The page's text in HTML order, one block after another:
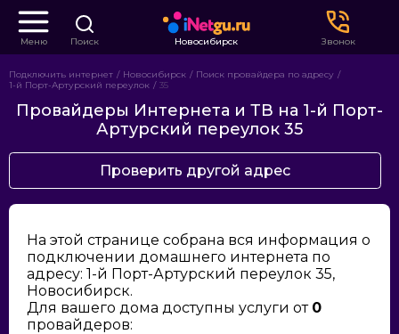
Меню Поиск Новосибирск Звонок
Подключить интернет Новосибирск
Поиск провайдера по адресу
1-й Порт-Артурский переулок
35
Провайдеры Интернета и ТВ на 1-й Порт-
Артурский переулок 35
Проверить другой адрес
На этой странице собрана вся информация о
подключении домашнего интернета по
адресу: 1-й Порт-Артурский переулок 35,
Новосибирск.
Для вашего дома доступны услуги от 0
провайдеров: